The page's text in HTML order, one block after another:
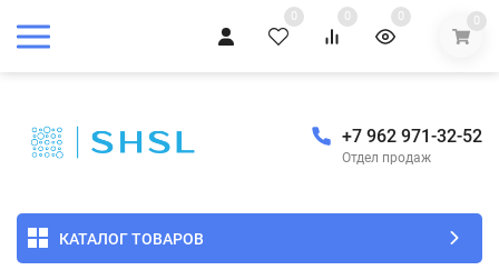
0 0 0 0
+7 962 971-32-52
Отдел продаж
КАТАЛОГ ТОВАРОВ